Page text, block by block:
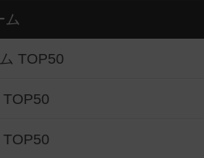
ム
TOP50